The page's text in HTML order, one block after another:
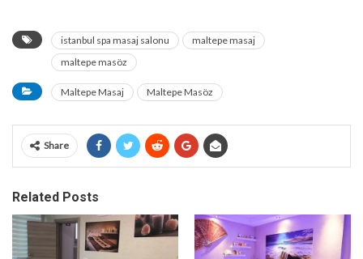
istanbul spa masaj salonu
maltepe masaj
maltepe masöz
Maltepe Masaj Maltepe Masöz
Share
Related Posts